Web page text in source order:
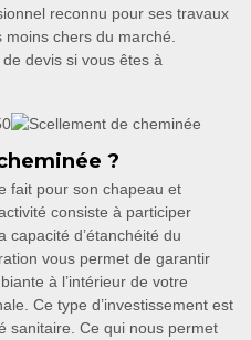
reconnu pour ses travaux
chers du marché.
devis si vous êtes à
?
fait pour son chapeau et
consiste à participer
capacité d’étanchéité du
vous permet de garantir
à l’intérieur de votre
Ce type d’investissement est
sanitaire. Ce qui nous permet